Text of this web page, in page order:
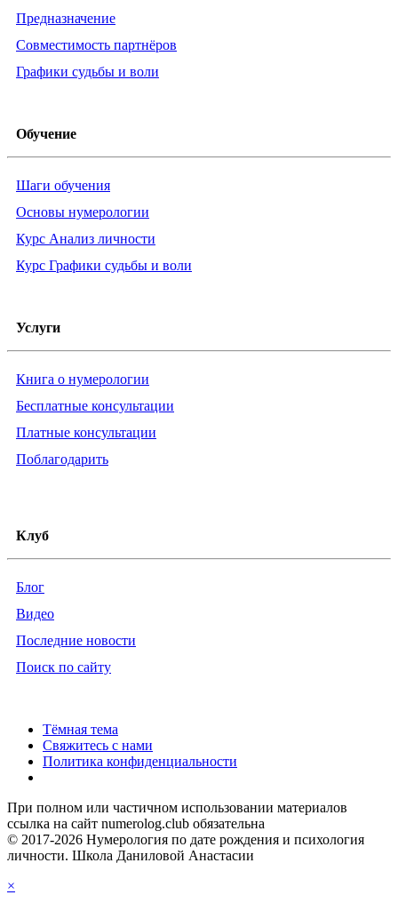
Предназначение
Совместимость партнёров
Графики судьбы и воли
Обучение
Шаги обучения
Основы нумерологии
Курс Анализ личности
Курс Графики судьбы и воли
Услуги
Книга о нумерологии
Бесплатные консультации
Платные консультации
Поблагодарить
Клуб
Блог
Видео
Последние новости
Поиск по сайту
Тёмная тема
Свяжитесь с нами
Политика конфиденциальности
При полном или частичном использовании материалов
ссылка на сайт numerolog.club обязательна
© 2017-2026 Нумерология по дате рождения и психология
личности. Школа Даниловой Анастасии
×